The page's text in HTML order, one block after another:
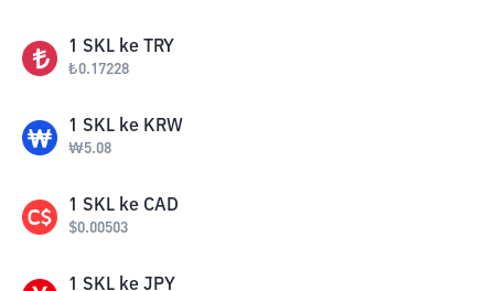
1 SKL ke TRY
₺0.17228
1 SKL ke KRW
₩5.08
1 SKL ke CAD
$0.00503
1 SKL ke JPY